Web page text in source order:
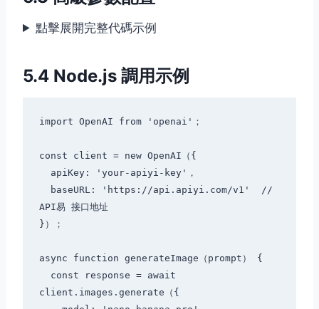
點擊展開完整代碼示例
5.4 Node.js 調用示例
import OpenAI from 'openai'；
const client = new OpenAI（{
API易 接口地址
}）；
async function generateImage（prompt） {
client.images.generate（{